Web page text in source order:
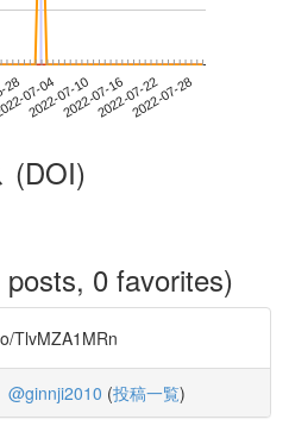
07-04
2022-07-102022-07-162022-07-222022-07-28
(DOI)
0 favorites)
TlvMZA1MRn
@ginnji2010 (投稿一覧)